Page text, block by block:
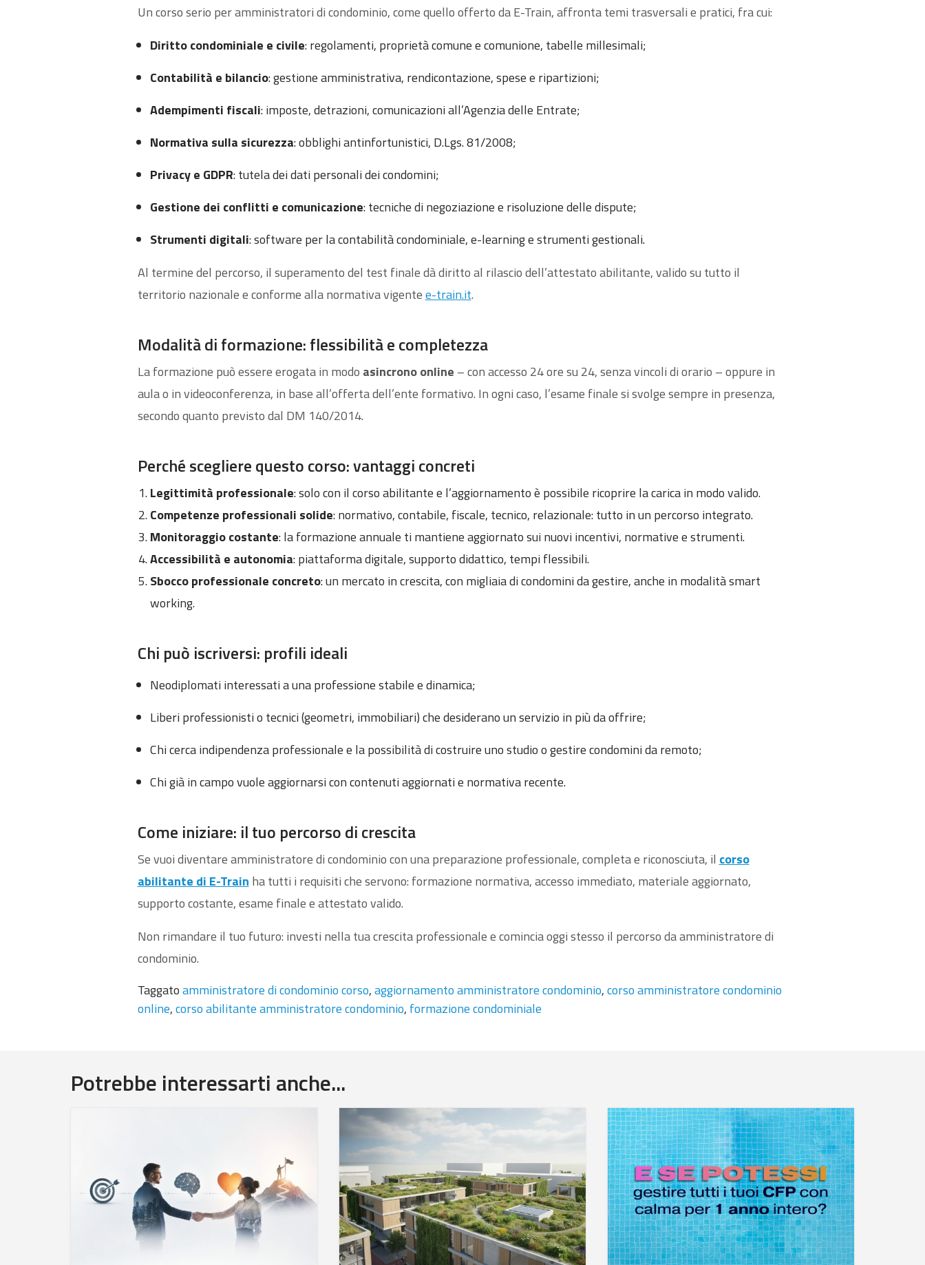
Un corso serio per amministratori di condominio, come quello offerto da E-Train, affronta temi trasversali e pratici, fra cui:
Diritto condominiale e civile: regolamenti, proprietà comune e comunione, tabelle millesimali;
Contabilità e bilancio: gestione amministrativa, rendicontazione, spese e ripartizioni;
Adempimenti fiscali: imposte, detrazioni, comunicazioni all’Agenzia delle Entrate;
Normativa sulla sicurezza: obblighi antinfortunistici, D.Lgs. 81/2008;
Privacy e GDPR: tutela dei dati personali dei condomini;
Gestione dei conflitti e comunicazione: tecniche di negoziazione e risoluzione delle dispute;
Strumenti digitali: software per la contabilità condominiale, e-learning e strumenti gestionali.
Al termine del percorso, il superamento del test finale dà diritto al rilascio dell’attestato abilitante, valido su tutto il
territorio nazionale e conforme alla normativa vigentee-train.it.
Modalità di formazione: flessibilità e completezza
La formazione può essere erogata in modo asincrono online – con accesso 24 ore su 24, senza vincoli di orario – oppure in
aula o in videoconferenza, in base all’offerta dell’ente formativo. In ogni caso, l’esame finale si svolge sempre in presenza,
secondo quanto previsto dal DM 140/2014.
Perché scegliere questo corso: vantaggi concreti
Legittimità professionale: solo con il corso abilitante e l’aggiornamento è possibile ricoprire la carica in modo valido.
Competenze professionali solide: normativo, contabile, fiscale, tecnico, relazionale: tutto in un percorso integrato.
Monitoraggio costante: la formazione annuale ti mantiene aggiornato sui nuovi incentivi, normative e strumenti.
Accessibilità e autonomia: piattaforma digitale, supporto didattico, tempi flessibili.
Sbocco professionale concreto: un mercato in crescita, con migliaia di condomini da gestire, anche in modalità smart
working.
Chi può iscriversi: profili ideali
Neodiplomati interessati a una professione stabile e dinamica;
Liberi professionisti o tecnici (geometri, immobiliari) che desiderano un servizio in più da offrire;
Chi cerca indipendenza professionale e la possibilità di costruire uno studio o gestire condomini da remoto;
Chi già in campo vuole aggiornarsi con contenuti aggiornati e normativa recente.
Come iniziare: il tuo percorso di crescita
Se vuoi diventare amministratore di condominio con una preparazione professionale, completa e riconosciuta, il corso
abilitante di E-Train ha tutti i requisiti che servono: formazione normativa, accesso immediato, materiale aggiornato,
supporto costante, esame finale e attestato valido.
Non rimandare il tuo futuro: investi nella tua crescita professionale e comincia oggi stesso il percorso da amministratore di
condominio.
Taggatoamministratore di condominio corso,aggiornamento amministratore condominio,corso amministratore condominio
online,corso abilitante amministratore condominio, formazione condominiale
Potrebbe interessarti anche...